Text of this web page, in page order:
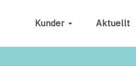
Kunder Aktuellt